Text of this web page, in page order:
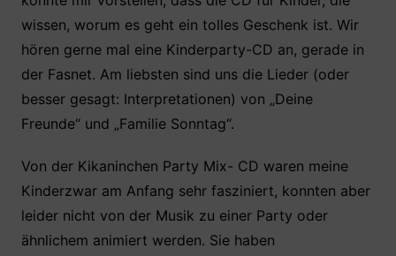
wissen, worum es geht ein tolles Geschenk ist. Wir
hören gerne mal eine Kinderparty-CD an, gerade in
der Fasnet. Am liebsten sind uns die Lieder (oder
besser gesagt: Interpretationen) von „Deine
Freunde“ und „Familie Sonntag“.
Von der Kikaninchen Party Mix- CD waren meine
Kinderzwar am Anfang sehr fasziniert, konnten aber
leider nicht von der Musik zu einer Party oder
ähnlichem animiert werden. Sie haben